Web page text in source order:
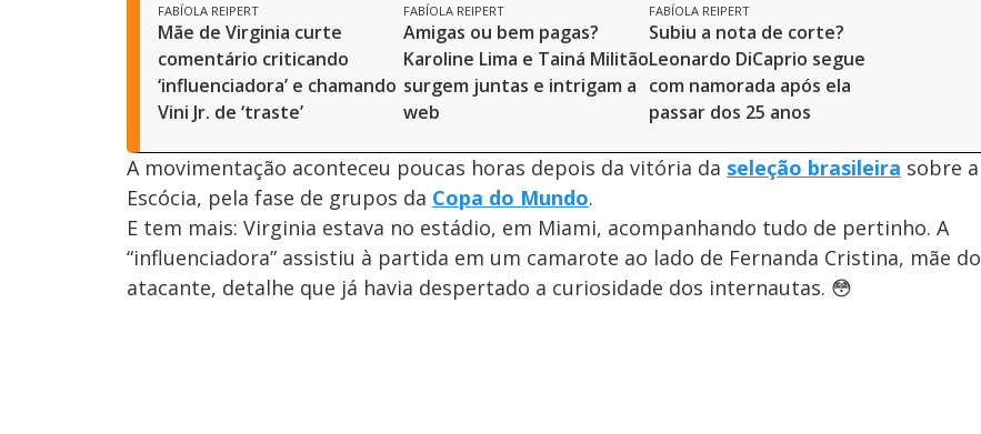
FABÍOLA REIPERT
Mãe de Virginia curte
comentário criticando
‘influenciadora’ e chamando
Vini Jr. de ‘traste’
FABÍOLA REIPERT
Amigas ou bem pagas?
Karoline Lima e Tainá Militão
surgem juntas e intrigam a
web
FABÍOLA REIPERT
Subiu a nota de corte?
Leonardo DiCaprio segue
com namorada após ela
passar dos 25 anos
A movimentação aconteceu poucas horas depois da vitória da seleção brasileira sobre a
Escócia, pela fase de grupos da Copa do Mundo.
E tem mais: Virginia estava no estádio, em Miami, acompanhando tudo de pertinho. A
“influenciadora” assistiu à partida em um camarote ao lado de Fernanda Cristina, mãe do
atacante, detalhe que já havia despertado a curiosidade dos internautas. 😳